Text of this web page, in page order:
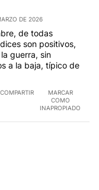
DE 2026
de todas
son positivos,
guerra, sin
a la baja, típico de
COMPARTIR
MARCAR
COMO
INAPROPIADO